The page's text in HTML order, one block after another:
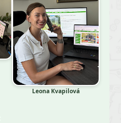
Leona Kvapilová